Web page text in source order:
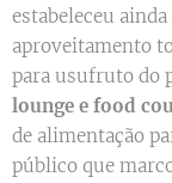
estabeleceu
aproveitamento
para usufruto do
lounge e food
de alimentação
público que